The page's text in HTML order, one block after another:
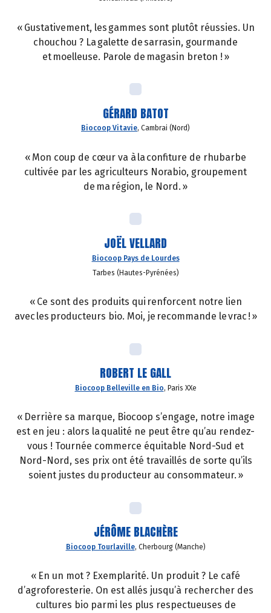
« Gustativement, les gammes sont plutôt réussies. Un
chouchou ? La galette de sarrasin, gourmande
et moelleuse. Parole de magasin breton ! »
GÉRARD BATOT
Biocoop Vitavie, Cambrai (Nord)
« Mon coup de cœur va à la confiture de rhubarbe
cultivée par les agriculteurs Norabio, groupement
de ma région, le Nord. »
JOËL VELLARD
Biocoop Pays de Lourdes
Tarbes (Hautes-Pyrénées)
« Ce sont des produits qui renforcent notre lien
avec les producteurs bio. Moi, je recommande le vrac ! »
ROBERT LE GALL
Biocoop Belleville en Bio, Paris XXe
« Derrière sa marque, Biocoop s’engage, notre image
est en jeu : alors la qualité ne peut être qu’au rendez-
vous ! Tournée commerce équitable Nord-Sud et
Nord-Nord, ses prix ont été travaillés de sorte qu’ils
soient justes du producteur au consommateur. »
JÉRÔME BLACHÈRE
Biocoop Tourlaville, Cherbourg (Manche)
« En un mot ? Exemplarité. Un produit ? Le café
d’agroforesterie. On est allés jusqu’à rechercher des
cultures bio parmi les plus respectueuses de